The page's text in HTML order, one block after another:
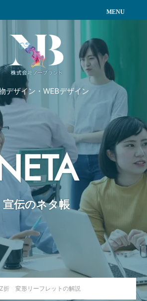
デザイン・WEBデザイン
宣伝のネタ帳
Z折 変形リーフレットの解説